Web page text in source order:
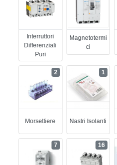
Interruttori
Differenziali
Puri
Magnetotermi
Ci
Morsettiere
2
Nastri Isolanti
1
7 16